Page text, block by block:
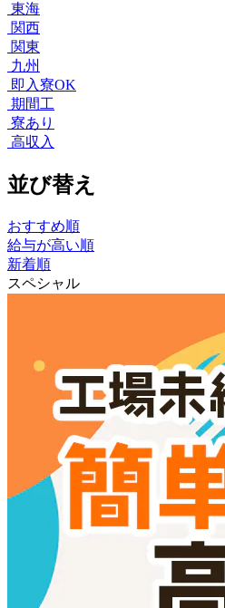
東海
関西
関東
九州
即入寮OK
期間工
寮あり
高収入
並び替え
おすすめ順
給与が高い順
新着順
スペシャル